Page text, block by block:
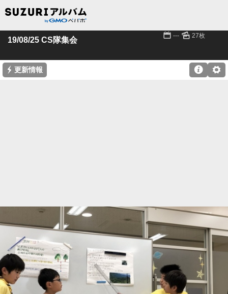
19/08/25 CS隊集会 📅 --- 🌄 27枚
⚡ 更新情報 ⚙
